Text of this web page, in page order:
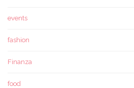
events
fashion
Finanza
food